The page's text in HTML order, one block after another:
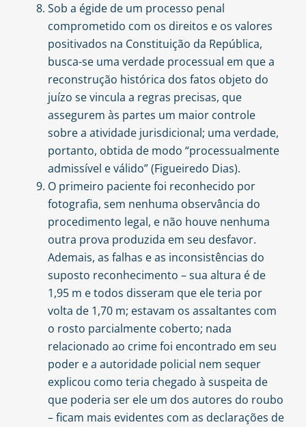
Sob a égide de um processo penal
comprometido com os direitos e os valores
positivados na Constituição da República,
busca-se uma verdade processual em que a
reconstrução histórica dos fatos objeto do
juízo se vincula a regras precisas, que
assegurem às partes um maior controle
sobre a atividade jurisdicional; uma verdade,
portanto, obtida de modo “processualmente
admissível e válido” (Figueiredo Dias).
O primeiro paciente foi reconhecido por
fotografia, sem nenhuma observância do
procedimento legal, e não houve nenhuma
outra prova produzida em seu desfavor.
Ademais, as falhas e as inconsistências do
suposto reconhecimento – sua altura é de
1,95 m e todos disseram que ele teria por
volta de 1,70 m; estavam os assaltantes com
o rosto parcialmente coberto; nada
relacionado ao crime foi encontrado em seu
poder e a autoridade policial nem sequer
explicou como teria chegado à suspeita de
que poderia ser ele um dos autores do roubo
– ficam mais evidentes com as declarações de